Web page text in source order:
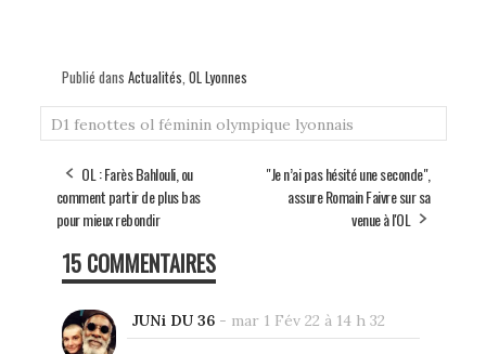
Publié dans Actualités OL Lyonnes
D1 fenottes ol féminin olympique lyonnais
OL : Farès Bahlouli, ou
comment partir de plus bas
pour mieux rebondir
"Je n’ai pas hésité une seconde",
assure Romain Faivre sur sa
venue à l'OL
15 COMMENTAIRES
JUNi DU 36- mar 1 Fév 22 à 14 h 32